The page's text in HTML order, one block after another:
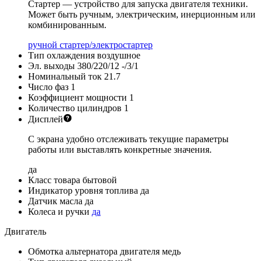
Стартер — устройство для запуска двигателя техники.
Может быть ручным, электрическим, инерционным или
комбинированным.
ручной стартер/электростартер
Тип охлаждения воздушное
Эл. выходы 380/220/12 -/3/1
Номинальный ток 21.7
Число фаз 1
Коэффициент мощности 1
Количество цилиндров 1
Дисплей
С экрана удобно отслеживать текущие параметры
работы или выставлять конкретные значения.
да
Класс товара бытовой
Индикатор уровня топлива да
Датчик масла да
Колеса и ручки да
Двигатель
Обмотка альтернатора двигателя медь